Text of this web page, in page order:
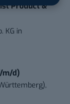
Product &
KG in
m/d)